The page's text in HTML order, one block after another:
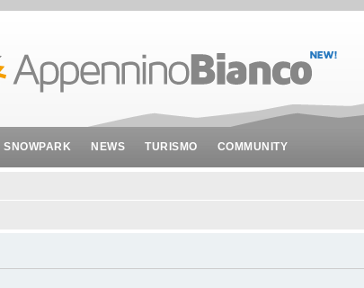
SNOWPARK NEWS TURISMO COMMUNITY